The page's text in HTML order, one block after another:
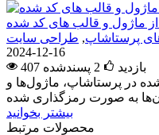
ماژول و قالب های کد شده
پرستاشاپ, طراحی سایت
2024-12-16
407 بازدید
2 پسندشده
در پرستاشاپ، ماژول‌ها و
بیشتر بخوانید
محصولات مرتبط